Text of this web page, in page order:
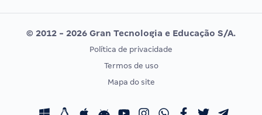
Editais publicados
Vunesp
CONCURSOS POR PROFISSÃO
Concursos Fiscais
EXAME DE ORDEM
Calendário OAB
© 2012 - 2026 Gran Tecnologia e Educação S/A.
Política de privacidade
Termos de uso
Mapa do site